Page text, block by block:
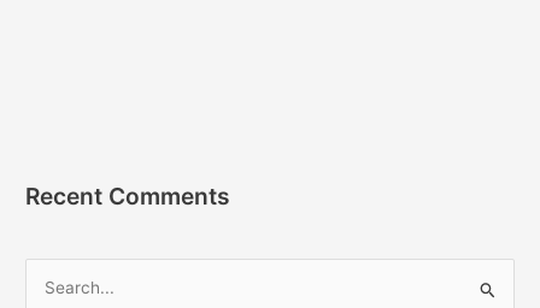
Recent Comments